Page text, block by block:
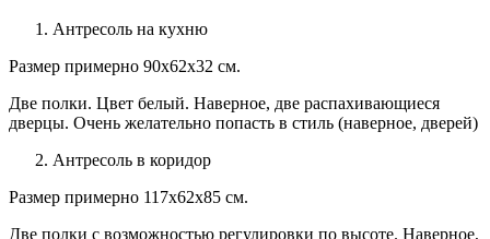
Антресоль на кухню
Размер примерно 90х62х32 см.
Две полки. Цвет белый. Наверное, две распахивающиеся
дверцы. Очень желательно попасть в стиль (наверное, дверей)
Антресоль в коридор
Размер примерно 117х62х85 см.
Две полки с возможностью регулировки по высоте. Наверное,